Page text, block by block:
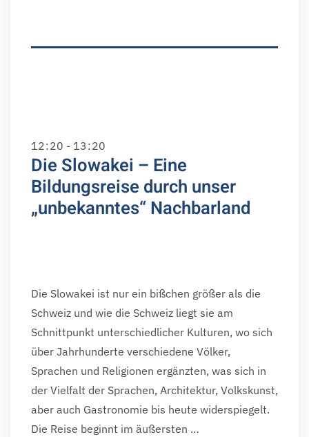
12:20 - 13 :20
Die Slowakei – Eine
Bildungsreise durch unser
„unbekanntes“ Nachbarland
Die Slowakei ist nur ein bißchen größer als die
Schweiz und wie die Schweiz liegt sie am
Schnittpunkt unterschiedlicher Kulturen, wo sich
über Jahrhunderte verschiedene Völker,
Sprachen und Religionen ergänzten, was sich in
der Vielfalt der Sprachen, Architektur, Volkskunst,
aber auch Gastronomie bis heute widerspiegelt.
Die Reise beginnt im äußersten …